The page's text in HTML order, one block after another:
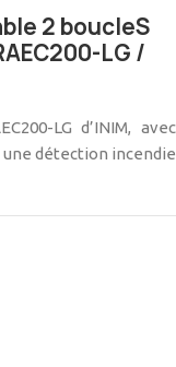
2 boucleS
LG /
LG d’INIM, avec
détection incendie